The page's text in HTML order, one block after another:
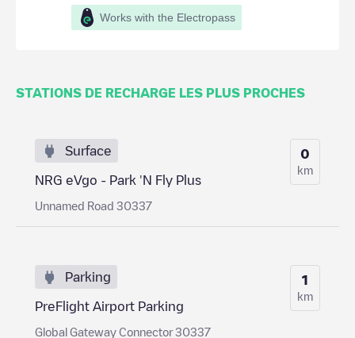
Works with the Electropass
STATIONS DE RECHARGE LES PLUS PROCHES
Surface
NRG eVgo - Park 'N Fly Plus
Unnamed Road 30337
0
km
Parking
PreFlight Airport Parking
Global Gateway Connector 30337
1
km